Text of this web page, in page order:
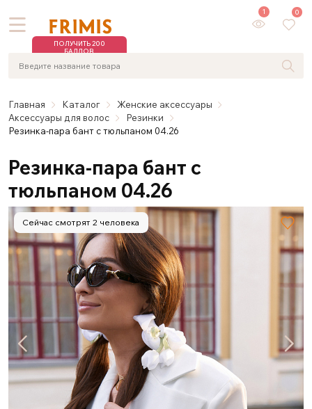
ПОЛУЧИТЬ 200
БАЛЛОВ
1 0
Главная Каталог
Женские аксессуары
Аксессуары для волос
Резинки
Резинка-пара бант с тюльпаном 04.26
Резинка-пара бант с
тюльпаном 04.26
Сейчас смотрят 2 человека